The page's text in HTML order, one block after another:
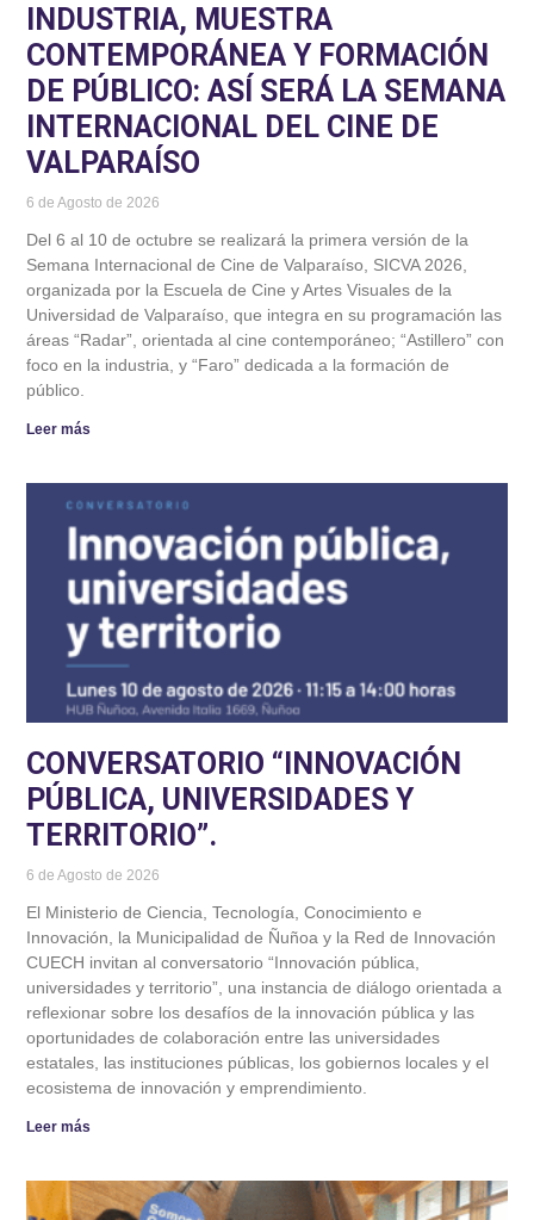
INDUSTRIA, MUESTRA
CONTEMPORÁNEA Y FORMACIÓN
DE PÚBLICO: ASÍ SERÁ LA SEMANA
INTERNACIONAL DEL CINE DE
VALPARAÍSO
6 de Agosto de 2026
Del 6 al 10 de octubre se realizará la primera versión de la
Semana Internacional de Cine de Valparaíso, SICVA 2026,
organizada por la Escuela de Cine y Artes Visuales de la
Universidad de Valparaíso, que integra en su programación las
áreas “Radar”, orientada al cine contemporáneo; “Astillero” con
foco en la industria, y “Faro” dedicada a la formación de
público.
Leer más
CONVERSATORIO “INNOVACIÓN
PÚBLICA, UNIVERSIDADES Y
TERRITORIO”.
6 de Agosto de 2026
El Ministerio de Ciencia, Tecnología, Conocimiento e
Innovación, la Municipalidad de Ñuñoa y la Red de Innovación
CUECH invitan al conversatorio “Innovación pública,
universidades y territorio”, una instancia de diálogo orientada a
reflexionar sobre los desafíos de la innovación pública y las
oportunidades de colaboración entre las universidades
estatales, las instituciones públicas, los gobiernos locales y el
ecosistema de innovación y emprendimiento.
Leer más